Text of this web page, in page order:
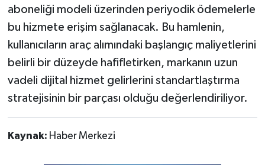
aboneliği modeli üzerinden periyodik ödemelerle
bu hizmete erişim sağlanacak. Bu hamlenin,
kullanıcıların araç alımındaki başlangıç maliyetlerini
belirli bir düzeyde hafifletirken, markanın uzun
vadeli dijital hizmet gelirlerini standartlaştırma
stratejisinin bir parçası olduğu değerlendiriliyor.
Kaynak: Haber Merkezi